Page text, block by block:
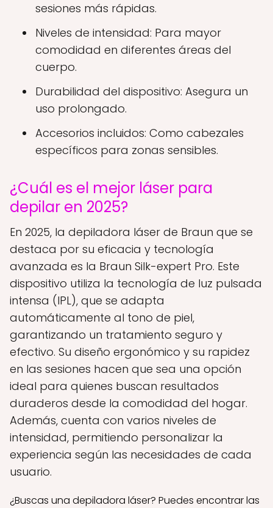
sesiones más rápidas.
Niveles de intensidad: Para mayor
comodidad en diferentes áreas del
cuerpo.
Durabilidad del dispositivo: Asegura un
uso prolongado.
Accesorios incluidos: Como cabezales
específicos para zonas sensibles.
¿Cuál es el mejor láser para
depilar en 2025?
En 2025, la depiladora láser de Braun que se
destaca por su eficacia y tecnología
avanzada es la Braun Silk-expert Pro. Este
dispositivo utiliza la tecnología de luz pulsada
intensa (IPL), que se adapta
automáticamente al tono de piel,
garantizando un tratamiento seguro y
efectivo. Su diseño ergonómico y su rapidez
en las sesiones hacen que sea una opción
ideal para quienes buscan resultados
duraderos desde la comodidad del hogar.
Además, cuenta con varios niveles de
intensidad, permitiendo personalizar la
experiencia según las necesidades de cada
usuario.
¿Buscas una depiladora láser? Puedes encontrar las